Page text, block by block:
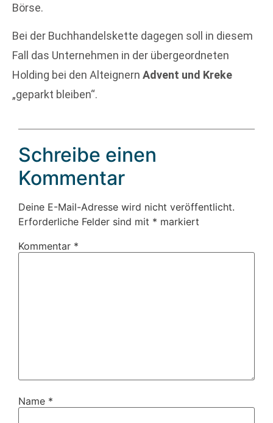
Börse.
Bei der Buchhandelskette dagegen soll in diesem
Fall das Unternehmen in der übergeordneten
Holding bei den Alteignern Advent und Kreke
„geparkt bleiben“.
Schreibe einen
Kommentar
Deine E-Mail-Adresse wird nicht veröffentlicht.
Erforderliche Felder sind mit * markiert
Kommentar *
Name *